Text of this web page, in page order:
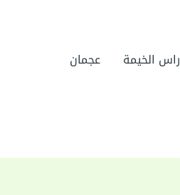
راس الخيمة عجمان